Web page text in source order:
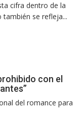
cifra dentro de la
se refleja...
con el
del romance para